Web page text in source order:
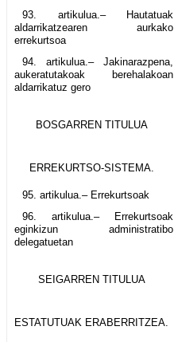
93. artikulua.– Hautatuak
aldarrikatzearen aurkako
errekurtsoa
94. artikulua.– Jakinarazpena,
aukeratutakoak berehalakoan
aldarrikatuz gero
BOSGARREN TITULUA
ERREKURTSO-SISTEMA.
95. artikulua.– Errekurtsoak
96. artikulua.– Errekurtsoak
eginkizun administratibo
delegatuetan
SEIGARREN TITULUA
ESTATUTUAK ERABERRITZEA.